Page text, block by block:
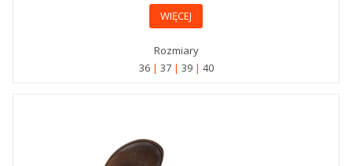
WIĘCEJ
Rozmiary
36
37 39 40